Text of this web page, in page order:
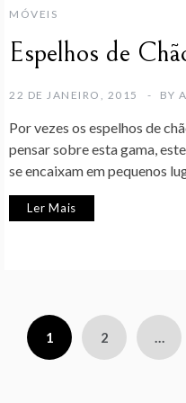
MÓVEIS
Espelhos de
22 DE JANEIRO, 2015 BY
Por vezes os espelhos de
pensar sobre esta gama,
se encaixam em pequenos
Ler Mais
1 2 …